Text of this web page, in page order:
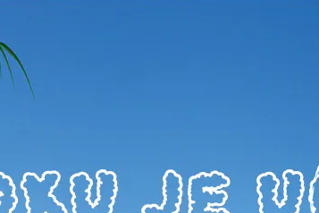
Španski matematičar i astrolog, Heronimo Kortes, o
stvarima koje predskazuje, kao i fizionomiji i
njegovom vladavinom. Pretposlednji iz serije od